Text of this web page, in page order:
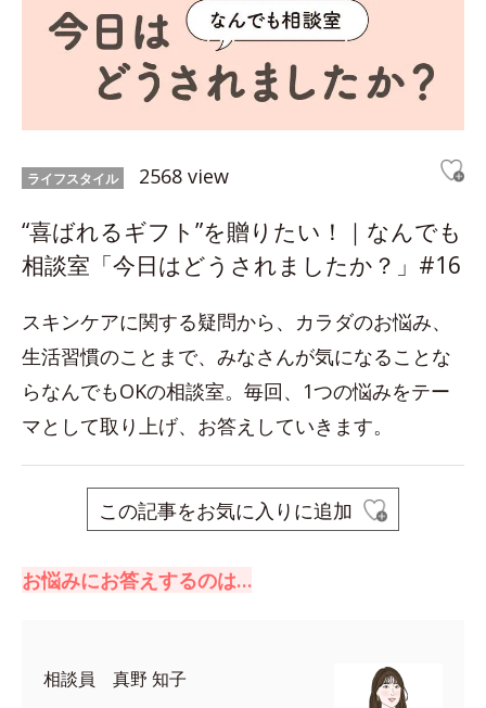
ライフスタイル 2568 view
“喜ばれるギフト”を贈りたい！｜なんでも
相談室「今日はどうされましたか？」#16
スキンケアに関する疑問から、カラダのお悩み、
生活習慣のことまで、みなさんが気になることな
らなんでもOKの相談室。毎回、1つの悩みをテー
マとして取り上げ、お答えしていきます。
この記事をお気に入りに追加
お悩みにお答えするのは…
相談員 真野 知子